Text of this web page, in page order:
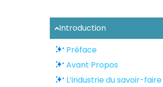
Introduction
Préface
Avant Propos
L’industrie du savoir-faire